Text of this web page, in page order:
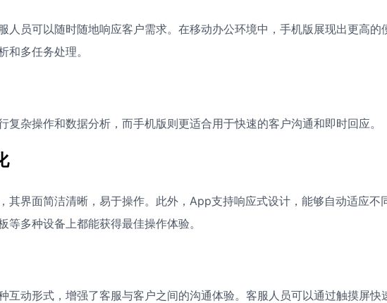
人员可以随时随地响应客户需求。在移动办公环境中，手机版展现出更高的
和多任务处理。
复杂操作和数据分析，而手机版则更适合用于快速的客户沟通和即时回应。
其界面简洁清晰，易于操作。此外，App支持响应式设计，能够自动适应不
多种设备上都能获得最佳操作体验。
互动形式，增强了客服与客户之间的沟通体验。客服人员可以通过触摸屏快